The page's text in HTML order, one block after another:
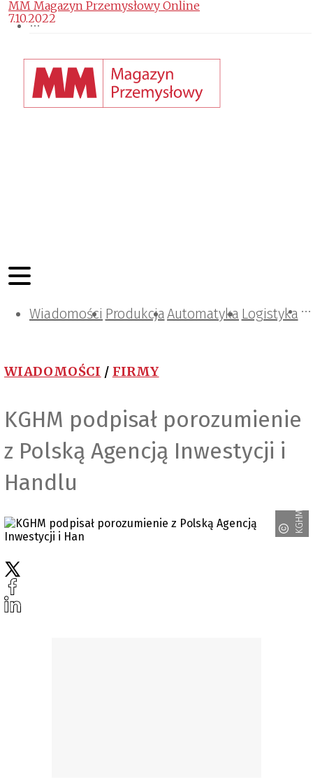
Wiadomości ProdukcjaAutomatyka Logistyka
Projektowanie i konstrukcje
Zarządzanie i IT
Tematy specjalne
WIADOMOŚCI / FIRMY
KGHM podpisał porozumienie
z Polską Agencją Inwestycji i
Handlu
KGHM
MM Magazyn Przemysłowy Online
7.10.2022